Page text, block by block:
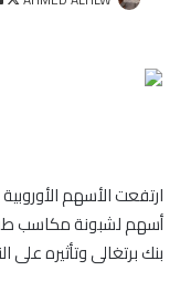
ارتفعت الأسهم
أسهم لشبونة مكاسب
بنك برتغالى وتأثيره